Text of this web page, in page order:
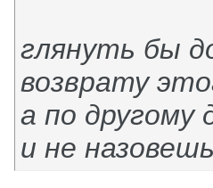
глянуть бы
возврату
а по другому
и не